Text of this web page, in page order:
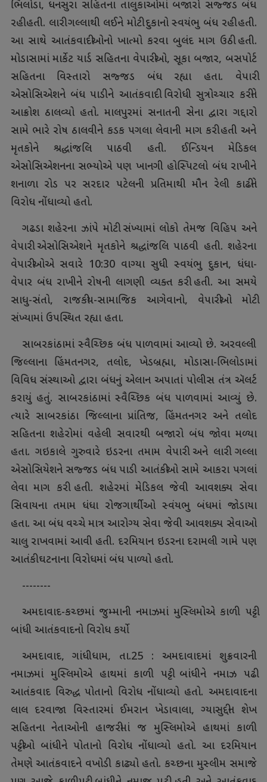
ભિલોડા, ધનસુરા સહિતના તાલુકાઓમાં બજારો સજ્જડ બંધ
રહી હતી. લારી ગલ્લાથી લઈને મોટી દુકાનો સ્વયંભુ બંધ રહી હતી.
આ સાથે આતંકવાદીઓનો ખાત્મો કરવા બુલંદ માગ ઉઠી હતી.
મોડાસામાં માર્કેટ યાર્ડ સહિતના વેપારીઓ, સૂકા બજાર, બસપોર્ટ
સહિતના વિસ્તારો સજ્જડ બંધ રહ્યા હતા. વેપારી
એસોસિએશને બંધ પાડીને આતંકવાદી વિરોધી સુત્રોચ્ચાર કરીને
આક્રોશ ઠાલવ્યો હતો. માલપુરમાં સનાતની સેના દ્વારા ગદ્દારો
સામે ભારે રોષ ઠાલવીને કડક પગલા લેવાની માગ કરી હતી અને
મૃતકોને શ્રદ્ધાંજલિ પાઠવી હતી. ઈન્ડિયન મેડિકલ
એસોસિએશનના સભ્યોએ પણ ખાનગી હોસ્પિટલો બંધ રાખીને
શનાળા રોડ પર સરદાર પટેલની પ્રતિમાથી મૌન રેલી કાઢીને
વિરોધ નોંધાવ્યો હતો.
ગઢડા શહેરના ઝાંપે મોટી સંખ્યામાં લોકો તેમજ વિહિપ અને
વેપારી એસોસિએશને મૃતકોને શ્રદ્ધાંજલિ પાઠવી હતી. શહેરના
વેપારીઓએ સવારે 10:30 વાગ્યા સુધી સ્વયંભુ દુકાન, ધંધા-
વેપાર બંધ રાખીને રોષની લાગણી વ્યક્ત કરી હતી. આ સમયે
સાધુ-સંતો, રાજકીય-સામાજિક આગેવાનો, વેપારીઓ મોટી
સંખ્યામાં ઉપસ્થિત રહ્યા હતા.
સાબરકાંઠામાં સ્વૈચ્છિક બંધ પાળવામાં આવ્યો છે. અરવલ્લી
જિલ્લાના હિંમતનગર, તલોદ, ખેડબ્રહ્મા, મોડાસા-ભિલોડામાં
વિવિધ સંસ્થાઓ દ્વારા બંધનું એલાન અપાતાં પોલીસ તંત્ર ઍલર્ટ
કરાયું હતું. સાબરકાંઠામાં સ્વૈચ્છિક બંધ પાળવામાં આવ્યું છે.
ત્યારે સાબરકાંઠા જિલ્લાના પ્રાંતિજ, હિંમતનગર અને તલોદ
સહિતના શહેરોમાં વહેલી સવારથી બજારો બંધ જોવા મળ્યા
હતા. ગઇકાલે ગુરુવારે ઇડરના તમામ વેપારી અને લારી ગલ્લા
એસોસિયેશને સજ્જડ બંધ પાડી આતંકીઓ સામે આકરા પગલાં
લેવા માગ કરી હતી. શહેરમાં મેડિકલ જેવી આવશક્ય સેવા
સિવાયના તમામ ધંધા રોજગાર્થીઓ સ્વંયભુ બંધમાં જોડાયા
હતા. આ બંધ વચ્ચે માત્ર આરોગ્ય સેવા જેવી આવશક્ય સેવાઓ
ચાલુ રાખવામાં આવી હતી. દરમિયાન ઇડરના દરામલી ગામે પણ
આતંકી ઘટનાના વિરોધમાં બંધ પાળ્યો હતો.
--------
અમદાવાદ-કચ્છમાં જુમ્માની નમાઝમાં મુસ્લિમોએ કાળી પટ્ટી
બાંધી આતંકવાદનો વિરોધ કર્યો
અમદાવાદ, ગાંધીધામ, તા.25 : અમદાવાદમાં શુક્રવારની
નમાઝમાં મુસ્લિમોએ હાથમાં કાળી પટ્ટી બાંધીને નમાઝ પઢી
આતંકવાદ વિરુદ્ધ પોતાનો વિરોધ નોંધાવ્યો હતો. અમદાવાદના
લાલ દરવાજા વિસ્તારમાં ઈમરાન ખેડાવાલા, ગ્યાસુદ્દીન શેખ
સહિતના નેતાઓની હાજરીમાં જ મુસ્લિમોએ હાથમાં કાળી
પટ્ટીઓ બાંધીને પોતાનો વિરોધ નોંધાવ્યો હતો. આ દરમિયાન
તેમણે આતંકવાદને વખોડી કાઢ્યો હતો. કચ્છના મુસ્લીમ સમાજે